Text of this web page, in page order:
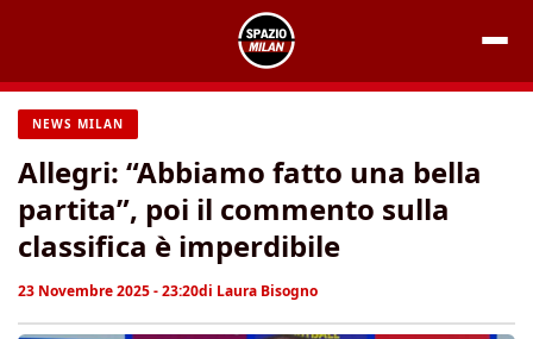
contenuto
NEWS MILAN
Allegri: “Abbiamo fatto una bella
partita”, poi il commento sulla
classifica è imperdibile
23 Novembre 2025 - 23:20di Laura Bisogno